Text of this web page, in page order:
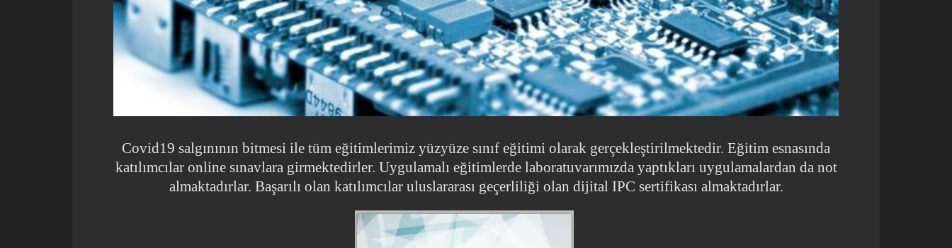
Covid19 salgınının bitmesi ile tüm eğitimlerimiz yüzyüze sınıf eğitimi olarak gerçekleştirilmektedir. Eğitim esnasında
katılımcılar online sınavlara girmektedirler. Uygulamalı eğitimlerde laboratuvarımızda yaptıkları uygulamalardan da not
almaktadırlar. Başarılı olan katılımcılar uluslararası geçerliliği olan dijital IPC sertifikası almaktadırlar.